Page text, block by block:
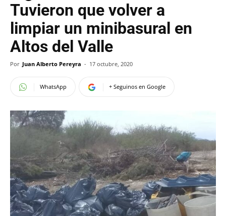
Tuvieron que volver a
limpiar un minibasural en
Altos del Valle
Por Juan Alberto Pereyra - 17 octubre, 2020
WhatsApp + Seguinos en Google